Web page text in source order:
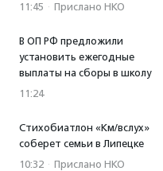
11:45 · Прислано НКО
В ОП РФ предложили
установить ежегодные
выплаты на сборы в школу
11:24
Стихобиатлон «Км/вслух»
соберет семьи в Липецке
10:32 · Прислано НКО